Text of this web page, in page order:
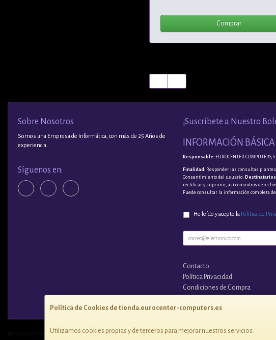
Comprar
Política de Cookies de tienda.eurocenter-computers.es
Utilizamos cookies propias y de terceros para mejorar nuestros servicios.
Sobre Nosotros
Somos una Empresa de Informática, con más de 25 Años de
experiencia.
Síguenos en:
¡Suscríbete a Nuestro
INFORMACIÓN
Responsable: EUROCENTER COMPUTERS,
Finalidad: Responder las consultas
Consentimiento del usuario; Destinatarios
rectificar y suprimir, así como otros
Puede consultar la información completa
He leído y acepto la Política de
Contacto
Política Privacidad
Condiciones de Compra
tienda.eurocenter-computers.es © 2026